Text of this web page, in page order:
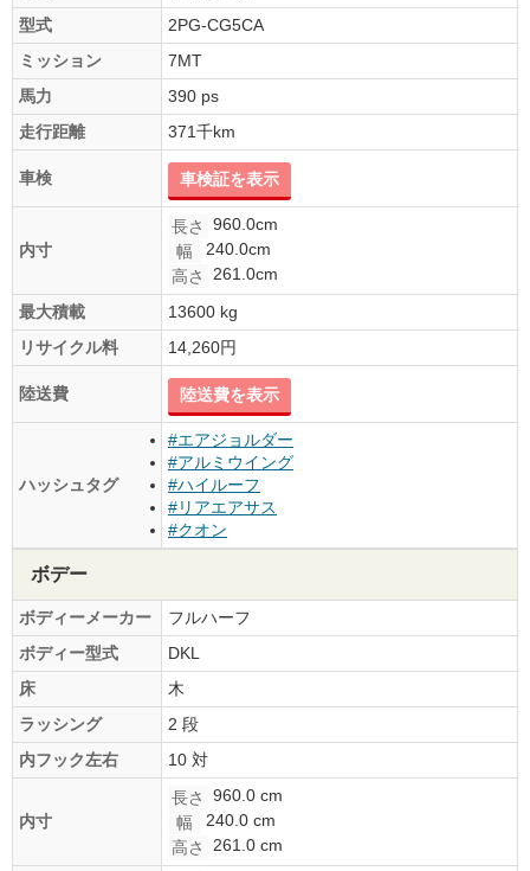
型式
2PG-CG5CA
ミッション
7MT
馬力
390 ps
走行距離
371千km
車検 車検証を表示
内寸
長さ
960.0cm
幅
240.0cm
高さ
261.0cm
最大積載
13600 kg
リサイクル料
14,260円
陸送費 陸送費を表示
ハッシュタグ
#エアジョルダー
#アルミウイング
#ハイルーフ
#リアエアサス
#クオン
ボデー
ボディーメーカー
フルハーフ
ボディー型式
DKL
床
木
ラッシング
2 段
内フック左右
10 対
内寸
長さ
960.0 cm
幅
240.0 cm
高さ
261.0 cm